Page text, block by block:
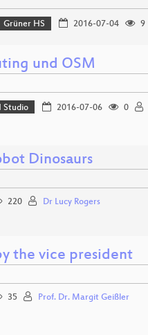
Grüner HS 2016-07-04 9
und OSM
Studio 2016-07-06 0
Dinosaurs
220 Dr Lucy Rogers
the vice president
35 Prof. Dr. Margit Geißler